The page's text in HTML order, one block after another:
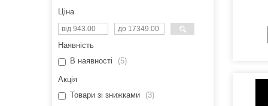
Ціна
Наявність
В наявності
5
Акція
Товари зі знижками
3